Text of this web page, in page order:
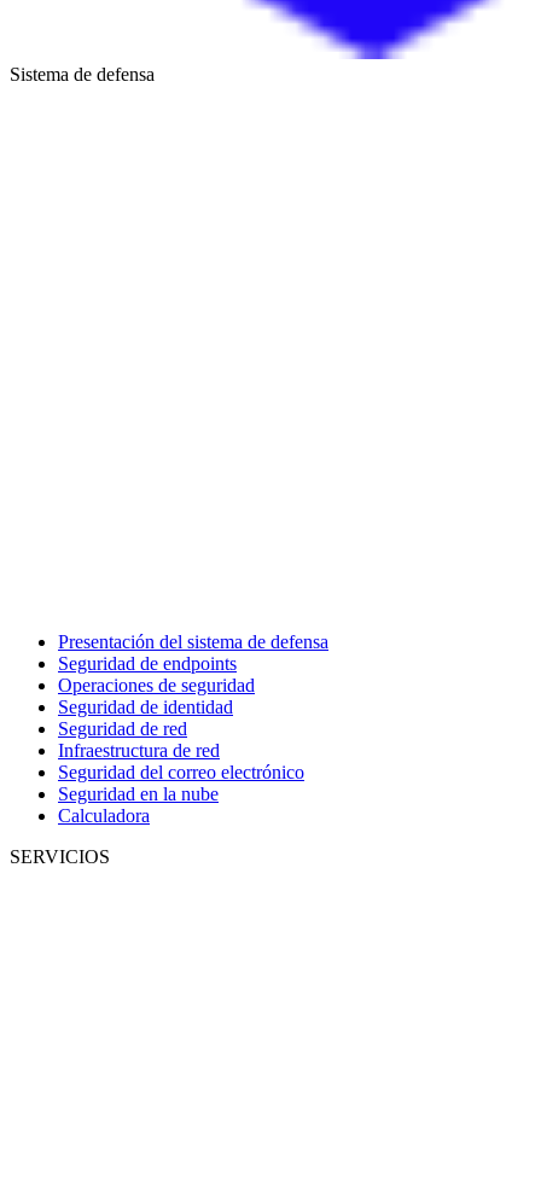
Sistema de defensa
Presentación del sistema de defensa
Seguridad de endpoints
Operaciones de seguridad
Seguridad de identidad
Seguridad de red
Infraestructura de red
Seguridad del correo electrónico
Seguridad en la nube
Calculadora
SERVICIOS